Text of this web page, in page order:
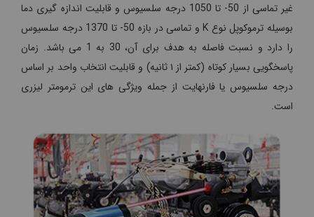
غیر تماسی از 50- تا 1050 درجه سلسیوس و قابلیت اندازه گیری دما
بوسیله ترموکوپل نوع K و تماسی در بازه 50- تا 1370 درجه سلسیوس
را دارد و نسبت فاصله به هدف برای آن، 30 به 1 می باشد. زمان
پاسخگویی بسیار کوتاه (کمتر از ۱ ثانیه) و قابلیت انتخاب واحد بر اساس
درجه سلسیوس یا فارنهایت از جمله ویژگی های این ترمومتر لیزری
است.